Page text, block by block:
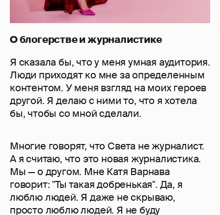
О блогерстве и журналистике
Я сказала бы, что у меня умная аудитория.
Люди приходят ко мне за определенным
контентом. У меня взгляд на моих героев
другой. Я делаю с ними то, что я хотела
бы, чтобы со мной сделали.
Многие говорят, что Света не журналист.
А я считаю, что это новая журналистика.
Мы — о другом. Мне Катя Варнава
говорит: "Ты такая добренькая". Да, я
люблю людей. Я даже не скрываю,
просто люблю людей. Я не буду